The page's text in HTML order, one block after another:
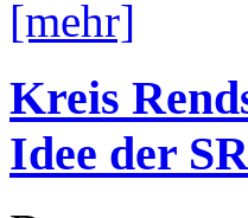
[mehr]
Kreis
Idee der